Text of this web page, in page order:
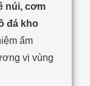
núi, cơm
đá kho
ẩm
vị vùng